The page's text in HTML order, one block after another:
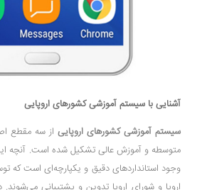
آشنایی با سیستم آموزشی کشورهای اروپایی
سیستم آموزشی کشورهای اروپایی از سه مقطع
متوسطه و آموزش عالی تشکیل شده است. آنچه
وجود استانداردهای دقیق و یکپارچه‌ای‌ است که